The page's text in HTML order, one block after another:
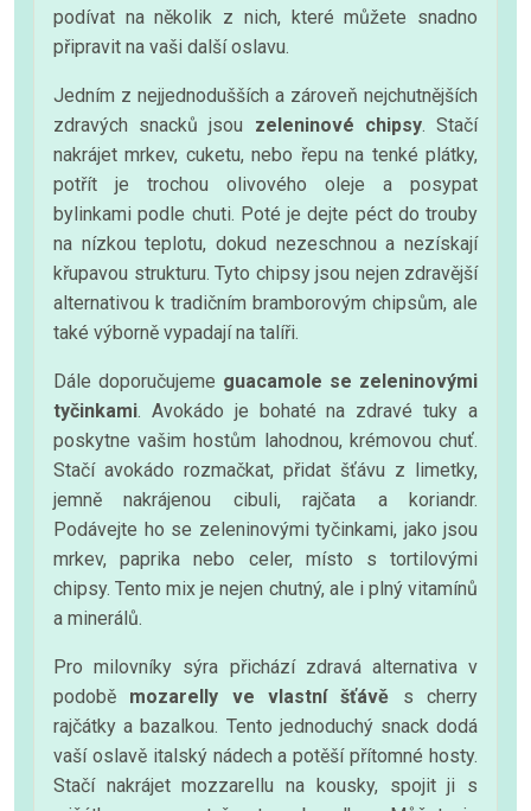
podívat na několik z nich, které můžete snadno
připravit na vaši další oslavu.
Jedním z nejjednodušších a zároveň nejchutnějších
zdravých snacků jsou zeleninové chipsy. Stačí
nakrájet mrkev, cuketu, nebo řepu na tenké plátky,
potřít je trochou olivového oleje a posypat
bylinkami podle chuti. Poté je dejte péct do trouby
na nízkou teplotu, dokud nezeschnou a nezískají
křupavou strukturu. Tyto chipsy jsou nejen zdravější
alternativou k tradičním bramborovým chipsům, ale
také výborně vypadají na talíři.
Dále doporučujeme guacamole se zeleninovými
tyčinkami. Avokádo je bohaté na zdravé tuky a
poskytne vašim hostům lahodnou, krémovou chuť.
Stačí avokádo rozmačkat, přidat šťávu z limetky,
jemně nakrájenou cibuli, rajčata a koriandr.
Podávejte ho se zeleninovými tyčinkami, jako jsou
mrkev, paprika nebo celer, místo s tortilovými
chipsy. Tento mix je nejen chutný, ale i plný vitamínů
a minerálů.
Pro milovníky sýra přichází zdravá alternativa v
podobě mozarelly ve vlastní šťávě s cherry
rajčátky a bazalkou. Tento jednoduchý snack dodá
vaší oslavě italský nádech a potěší přítomné hosty.
Stačí nakrájet mozzarellu na kousky, spojit ji s